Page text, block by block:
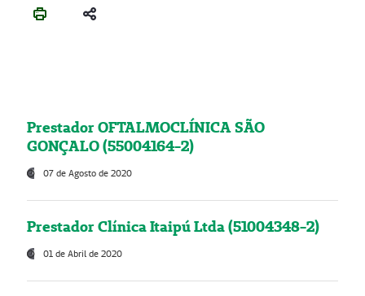
Prestador OFTALMOCLÍNICA SÃO
GONÇALO (55004164-2)
07 de Agosto de 2020
Prestador Clínica Itaipú Ltda (51004348-2)
01 de Abril de 2020